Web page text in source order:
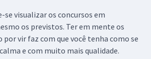
se visualizar os concursos em
os previstos. Ter em mente os
por vir faz com que você tenha como se
e com muito mais qualidade.